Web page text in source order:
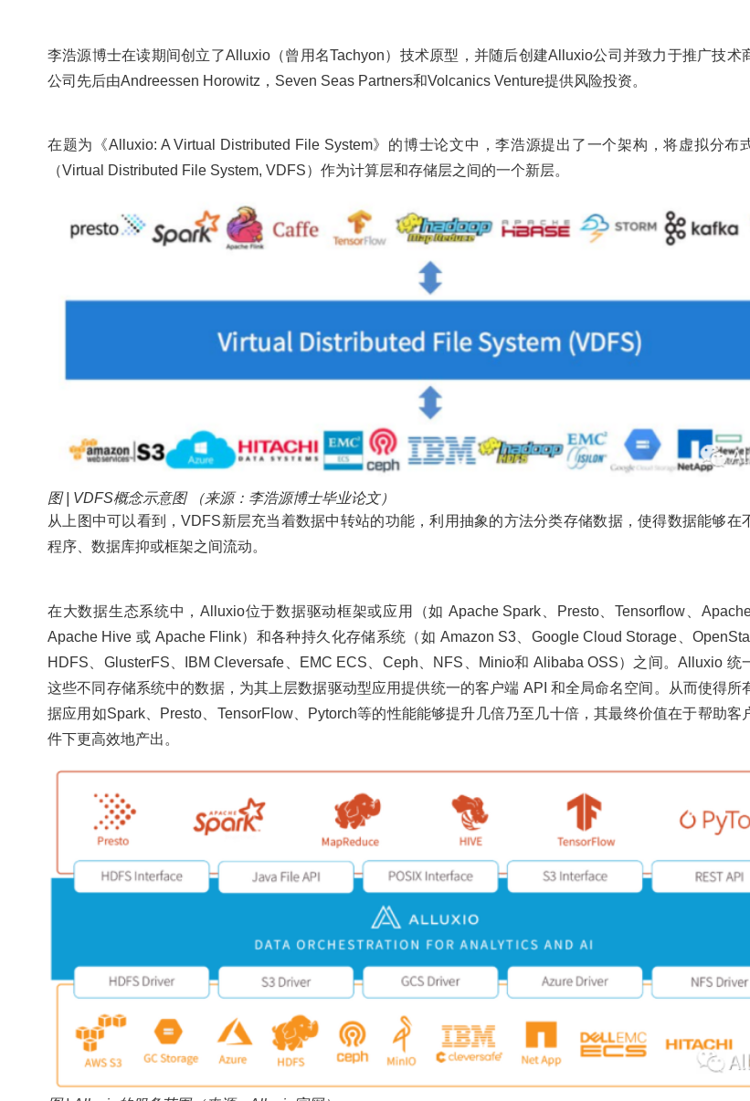
李浩源博士在读期间创立了Alluxio（曾用名Tachyon）技术原型，并随后创建Alluxio公司并致力于推广技术
公司先后由Andreessen Horowitz，Seven Seas Partners和Volcanics Venture提供风险投资。
在题为《Alluxio: A Virtual Distributed File System》的博士论文中，李浩源提出了一个架构，将虚拟分布
（Virtual Distributed File System, VDFS）作为计算层和存储层之间的一个新层。
图 | VDFS概念示意图 （来源：李浩源博士毕业论文）
从上图中可以看到，VDFS新层充当着数据中转站的功能，利用抽象的方法分类存储数据，使得数据能够在
程序、数据库抑或框架之间流动。
在大数据生态系统中，Alluxio位于数据驱动框架或应用（如 Apache Spark、Presto、Tensorflow、Apache
Apache Hive 或 Apache Flink）和各种持久化存储系统（如 Amazon S3、Google Cloud Storage、
HDFS、GlusterFS、IBM Cleversafe、EMC ECS、Ceph、NFS、Minio和 Alibaba OSS）之间。Alluxio 统
这些不同存储系统中的数据，为其上层数据驱动型应用提供统一的客户端 API 和全局命名空间。从而使得所
据应用如Spark、Presto、TensorFlow、Pytorch等的性能能够提升几倍乃至几十倍，其最终价值在于帮助客
件下更高效地产出。